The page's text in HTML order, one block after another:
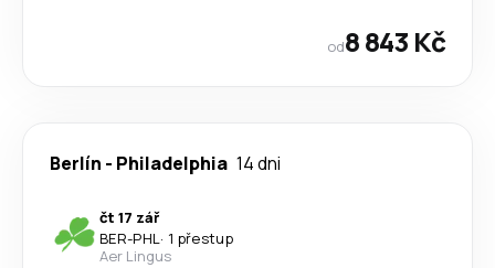
od8 843 Kč
Berlín - Philadelphia 14 dni
čt 17 zář
BER-PHL· 1 přestup
Aer Lingus